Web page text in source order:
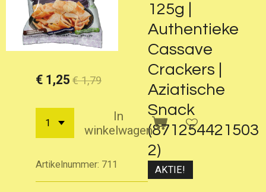
125g |
Authentieke
Cassave
Crackers |
Aziatische
Snack
(871254421503
2)
AKTIE!
€ 1,25 € 1,79
In
winkelwagen
Artikelnummer: 711